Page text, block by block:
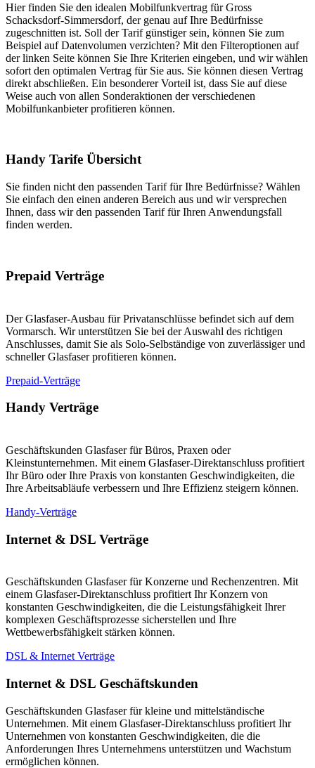
Hier finden Sie den idealen Mobilfunkvertrag für Gross
Schacksdorf-Simmersdorf, der genau auf Ihre Bedürfnisse
zugeschnitten ist. Soll der Tarif günstiger sein, können Sie zum
Beispiel auf Datenvolumen verzichten? Mit den Filteroptionen auf
der linken Seite können Sie Ihre Kriterien eingeben, und wir wählen
sofort den optimalen Vertrag für Sie aus. Sie können diesen Vertrag
direkt abschließen. Ein besonderer Vorteil ist, dass Sie auf diese
Weise auch von allen Sonderaktionen der verschiedenen
Mobilfunkanbieter profitieren können.
Handy Tarife Übersicht
Sie finden nicht den passenden Tarif für Ihre Bedürfnisse? Wählen
Sie einfach den einen anderen Bereich aus und wir versprechen
Ihnen, dass wir den passenden Tarif für Ihren Anwendungsfall
finden werden.
Prepaid Verträge
Der Glasfaser-Ausbau für Privatanschlüsse befindet sich auf dem
Vormarsch. Wir unterstützen Sie bei der Auswahl des richtigen
Anschlusses, damit Sie als Solo-Selbständige von zuverlässiger und
schneller Glasfaser profitieren können.
Prepaid-Verträge
Handy Verträge
Geschäftskunden Glasfaser für Büros, Praxen oder
Kleinstunternehmen. Mit einem Glasfaser-Direktanschluss profitiert
Ihr Büro oder Ihre Praxis von konstanten Geschwindigkeiten, die
Ihre Arbeitsabläufe verbessern und Ihre Effizienz steigern können.
Handy-Verträge
Internet & DSL Verträge
Geschäftskunden Glasfaser für Konzerne und Rechenzentren. Mit
einem Glasfaser-Direktanschluss profitiert Ihr Konzern von
konstanten Geschwindigkeiten, die die Leistungsfähigkeit Ihrer
komplexen Geschäftsprozesse sicherstellen und Ihre
Wettbewerbsfähigkeit stärken können.
DSL & Internet Verträge
Internet & DSL Geschäftskunden
Geschäftskunden Glasfaser für kleine und mittelständische
Unternehmen. Mit einem Glasfaser-Direktanschluss profitiert Ihr
Unternehmen von konstanten Geschwindigkeiten, die die
Anforderungen Ihres Unternehmens unterstützen und Wachstum
ermöglichen können.